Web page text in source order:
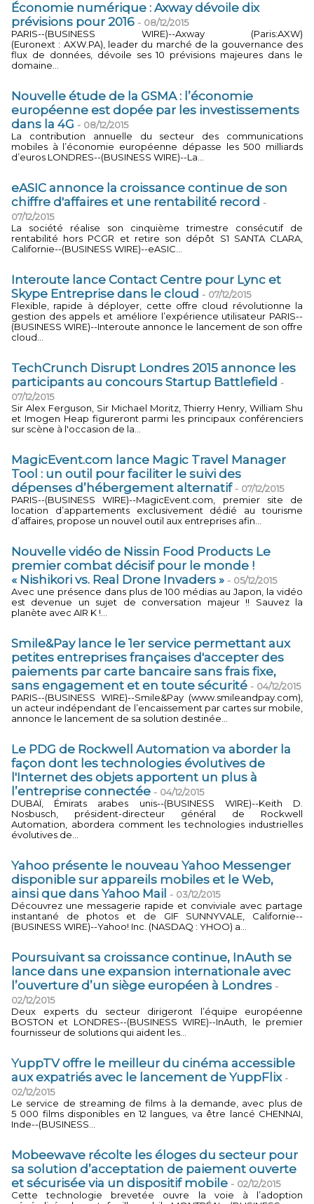
Économie numérique : Axway dévoile dix
prévisions pour 2016 - 08/12/2015
PARIS--(BUSINESS WIRE)--Axway (Paris:AXW)
(Euronext : AXW.PA), leader du marché de la gouvernance des
flux de données, dévoile ses 10 prévisions majeures dans le
domaine...
Nouvelle étude de la GSMA : l’économie
européenne est dopée par les investissements
dans la 4G - 08/12/2015
La contribution annuelle du secteur des communications
mobiles à l’économie européenne dépasse les 500 milliards
d’euros LONDRES--(BUSINESS WIRE)--La...
eASIC annonce la croissance continue de son
chiffre d'affaires et une rentabilité record -
07/12/2015
La société réalise son cinquième trimestre consécutif de
rentabilité hors PCGR et retire son dépôt S1 SANTA CLARA,
Californie--(BUSINESS WIRE)--eASIC...
Interoute lance Contact Centre pour Lync et
Skype Entreprise dans le cloud - 07/12/2015
Flexible, rapide à déployer, cette offre cloud révolutionne la
gestion des appels et améliore l’expérience utilisateur PARIS--
(BUSINESS WIRE)--Interoute annonce le lancement de son offre
cloud...
TechCrunch Disrupt Londres 2015 annonce les
participants au concours Startup Battlefield -
07/12/2015
Sir Alex Ferguson, Sir Michael Moritz, Thierry Henry, William Shu
et Imogen Heap figureront parmi les principaux conférenciers
sur scène à l'occasion de la...
MagicEvent.com lance Magic Travel Manager
Tool : un outil pour faciliter le suivi des
dépenses d’hébergement alternatif - 07/12/2015
PARIS--(BUSINESS WIRE)--MagicEvent.com, premier site de
location d’appartements exclusivement dédié au tourisme
d’affaires, propose un nouvel outil aux entreprises afin...
Nouvelle vidéo de Nissin Food Products Le
premier combat décisif pour le monde !
« Nishikori vs. Real Drone Invaders » - 05/12/2015
Avec une présence dans plus de 100 médias au Japon, la vidéo
est devenue un sujet de conversation majeur !! Sauvez la
planète avec AIR K !...
Smile&Pay lance le 1er service permettant aux
petites entreprises françaises d'accepter des
paiements par carte bancaire sans frais fixe,
sans engagement et en toute sécurité - 04/12/2015
PARIS--(BUSINESS WIRE)--Smile&Pay (www.smileandpay.com),
un acteur indépendant de l’encaissement par cartes sur mobile,
annonce le lancement de sa solution destinée...
Le PDG de Rockwell Automation va aborder la
façon dont les technologies évolutives de
l'Internet des objets apportent un plus à
l’entreprise connectée - 04/12/2015
DUBAÏ, Émirats arabes unis--(BUSINESS WIRE)--Keith D.
Nosbusch, président-directeur général de Rockwell
Automation, abordera comment les technologies industrielles
évolutives de...
Yahoo présente le nouveau Yahoo Messenger
disponible sur appareils mobiles et le Web,
ainsi que dans Yahoo Mail
- 03/12/2015
Découvrez une messagerie rapide et conviviale avec partage
instantané de photos et de GIF SUNNYVALE, Californie--
(BUSINESS WIRE)--Yahoo! Inc. (NASDAQ : YHOO) a...
Poursuivant sa croissance continue, InAuth se
lance dans une expansion internationale avec
l’ouverture d’un siège européen à Londres -
02/12/2015
Deux experts du secteur dirigeront l’équipe européenne
BOSTON et LONDRES--(BUSINESS WIRE)--InAuth, le premier
fournisseur de solutions qui aident les...
YuppTV offre le meilleur du cinéma accessible
aux expatriés avec le lancement de YuppFlix -
02/12/2015
Le service de streaming de films à la demande, avec plus de
5 000 films disponibles en 12 langues, va être lancé CHENNAI,
Inde--(BUSINESS...
Mobeewave récolte les éloges du secteur pour
sa solution d’acceptation de paiement ouverte
et sécurisée via un dispositif mobile - 02/12/2015
Cette technologie brevetée ouvre la voie à l’adoption